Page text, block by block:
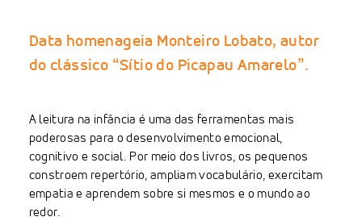
Data homenageia Monteiro Lobato, autor
do clássico “Sítio do Picapau Amarelo”.
A leitura na infância é uma das ferramentas mais
poderosas para o desenvolvimento emocional,
cognitivo e social. Por meio dos livros, os pequenos
constroem repertório, ampliam vocabulário, exercitam
empatia e aprendem sobre si mesmos e o mundo ao
redor.